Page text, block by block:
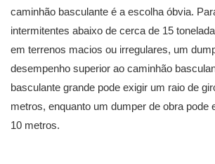
caminhão basculante é a escolha óbvia.
intermitentes abaixo de cerca de 15
em terrenos macios ou irregulares, um
desempenho superior ao caminhão
basculante grande pode exigir um raio de
metros, enquanto um dumper de obra pode
10 metros.